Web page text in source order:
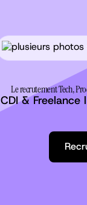
Le recrutement Tech,
CDI &